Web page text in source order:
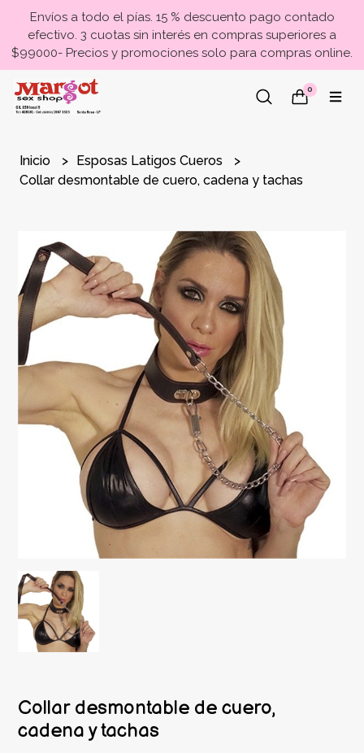
Envíos a todo el pías. 15 % descuento pago contado
efectivo. 3 cuotas sin interés en compras superiores a
$99000- Precios y promociones solo para compras online.
0
Inicio
Esposas Latigos Cueros
Collar desmontable de cuero, cadena y tachas
Collar desmontable de cuero,
cadena y tachas